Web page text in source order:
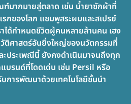
มากมายสู่ตลาด เช่น น้ำยาซักผ้าที่
กของโลก แชมพูสระผมและสเปรย์
ได้กำหนดชีวิตผู้คนหลายล้านคน เฮง
ติศาสตร์อันยิ่งใหญ่ของนวัตกรรมที่
ประเพณีนี้ ยังคงดำเนินมาจนถึงทุก
บรนด์ที่โดดเด่น เช่น Persil หรือ
การพัฒนาด้วยเทคโนโลยีชั้นนำ